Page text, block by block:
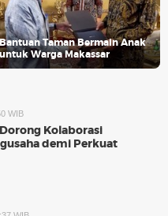
Bantuan Taman Bermain Anak
untuk Warga Makassar
WIB
Kolaborasi
demi Perkuat